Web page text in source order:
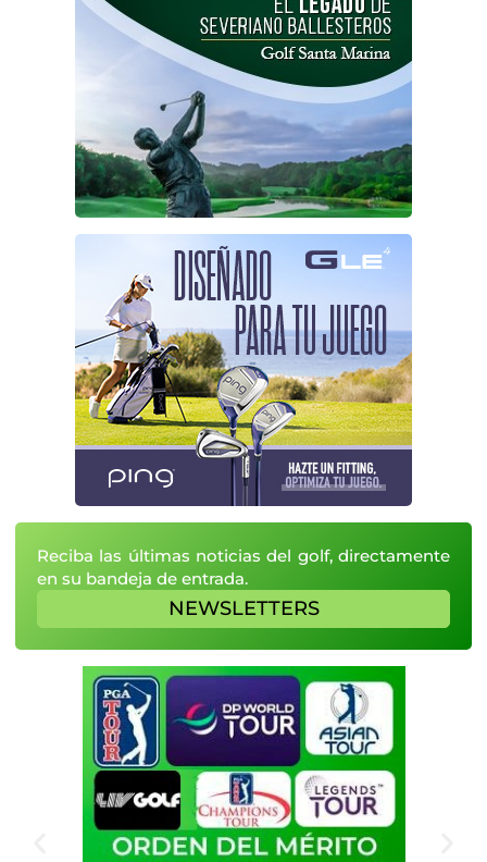
Reciba las últimas noticias del golf, directamente
en su bandeja de entrada.
NEWSLETTERS